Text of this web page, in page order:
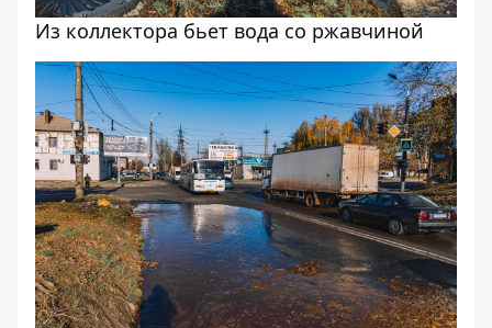
Из коллектора бьет вода со ржавчиной